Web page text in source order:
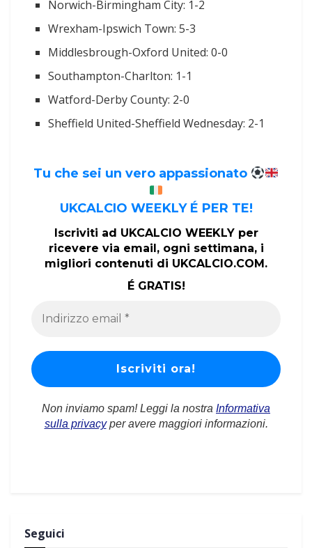
Norwich-Birmingham City: 1-2
Wrexham-Ipswich Town: 5-3
Middlesbrough-Oxford United: 0-0
Southampton-Charlton: 1-1
Watford-Derby County: 2-0
Sheffield United-Sheffield Wednesday: 2-1
Tu che sei un vero appassionato
UKCALCIO WEEKLY É PER TE!
Iscriviti ad UKCALCIO WEEKLY per
ricevere via email, ogni settimana, i
migliori contenuti di UKCALCIO.COM.
É GRATIS!
Non inviamo spam! Leggi la nostra Informativa
sulla privacyper avere maggiori informazioni.
Seguici